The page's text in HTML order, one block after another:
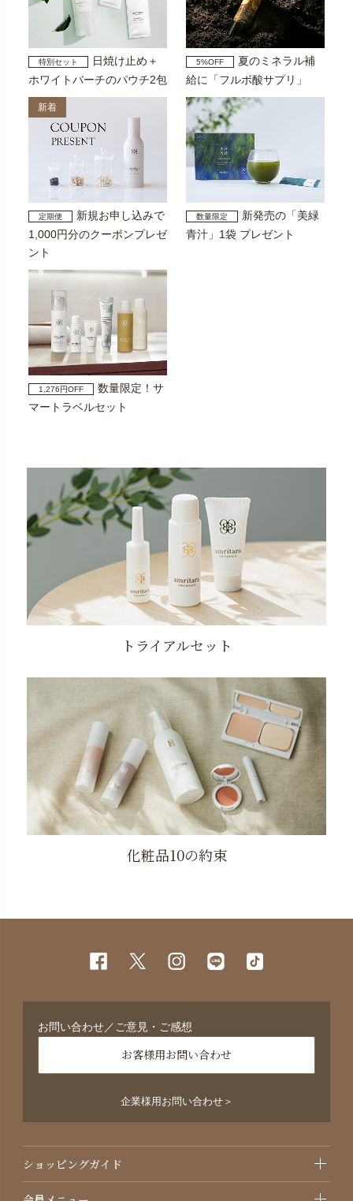
特別セット
日焼け止め＋
ホワイトバーチのパウチ2包
5%OFF
夏のミネラル補
給に「フルボ酸サプリ」
新着
定期便
新規お申し込みで
1,000円分のクーポンプレゼ
ント
数量限定
新発売の「美緑
青汁」1袋 プレゼント
1,276円OFF
数量限定！サ
マートラベルセット
トライアルセット
化粧品10の約束
お問い合わせ／ご意見・ご感想
お客様用お問い合わせ
企業様用お問い合わせ＞
ショッピングガイド